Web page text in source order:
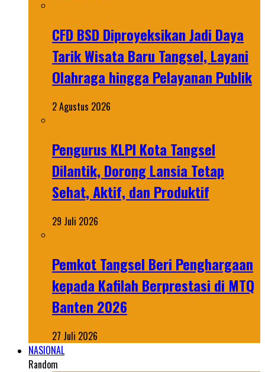
CFD BSD Diproyeksikan Jadi Daya
Tarik Wisata Baru Tangsel, Layani
Olahraga hingga Pelayanan Publik
2 Agustus 2026
Pengurus KLPI Kota Tangsel
Dilantik, Dorong Lansia Tetap
Sehat, Aktif, dan Produktif
29 Juli 2026
Pemkot Tangsel Beri Penghargaan
kepada Kafilah Berprestasi di MTQ
Banten 2026
27 Juli 2026
NASIONAL
Random